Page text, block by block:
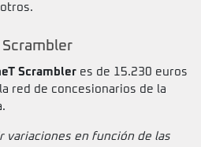
Scrambler
Scrambler es de 15.230 euros
red de concesionarios de la
variaciones en función de las